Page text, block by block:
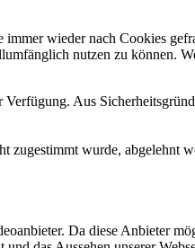
wieder nach Cookies
nutzen zu können.
Aus
wurde, abgelehnt
Da diese Anbieter